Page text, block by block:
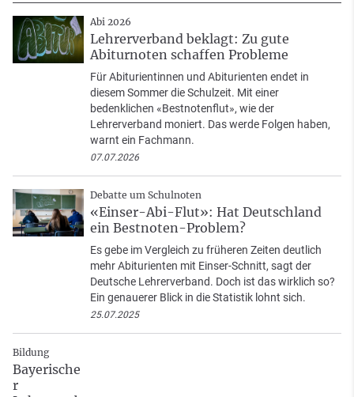
Abi 2026
Lehrerverband beklagt: Zu gute
Abiturnoten schaffen Probleme
Für Abiturientinnen und Abiturienten endet in
diesem Sommer die Schulzeit. Mit einer
bedenklichen «Bestnotenflut», wie der
Lehrerverband moniert. Das werde Folgen haben,
warnt ein Fachmann.
07.07.2026
Debatte um Schulnoten
«Einser-Abi-Flut»: Hat Deutschland
ein Bestnoten-Problem?
Es gebe im Vergleich zu früheren Zeiten deutlich
mehr Abiturienten mit Einser-Schnitt, sagt der
Deutsche Lehrerverband. Doch ist das wirklich so?
Ein genauerer Blick in die Statistik lohnt sich.
25.07.2025
Bildung
Bayerische
r